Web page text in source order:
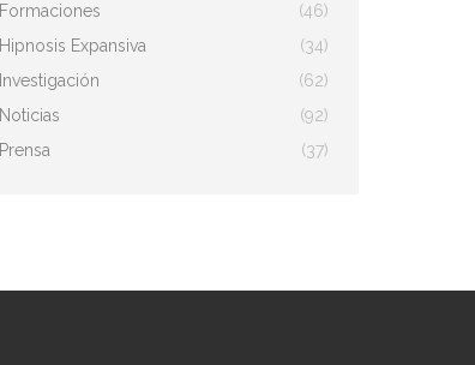
Formaciones
(46)
Hipnosis Expansiva
(34)
Investigación
(62)
Noticias
(92)
Prensa
(37)